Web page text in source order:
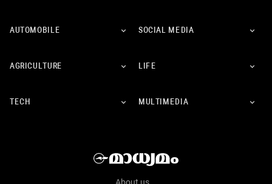
AUTOMOBILE SOCIAL MEDIA
AGRICULTURE LIFE
TECH MULTIMEDIA